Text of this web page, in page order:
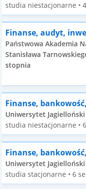
studia niestacjonarne •
Finanse, audyt,
Państwowa Akademia
Stanisława
stopnia
Finanse,
Uniwersytet
studia niestacjonarne •
Finanse,
Uniwersytet
studia stacjonarne • 6